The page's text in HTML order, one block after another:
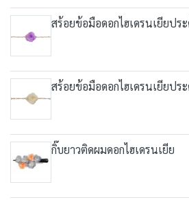
สร้อยข้อมือดอกไฮเดรนเยียปร
สร้อยข้อมือดอกไฮเดรนเยียปร
กิ๊บยาวติดผมดอกไฮเดรนเยีย